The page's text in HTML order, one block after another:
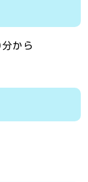
から